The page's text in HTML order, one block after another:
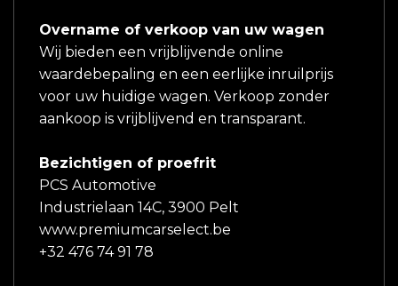
Overname of verkoop van uw wagen
Wij bieden een vrijblijvende online
waardebepaling en een eerlijke inruilprijs
voor uw huidige wagen. Verkoop zonder
aankoop is vrijblijvend en transparant.
Bezichtigen of proefrit
PCS Automotive
Industrielaan 14C, 3900 Pelt
www.premiumcarselect.be
+32 476 74 91 78